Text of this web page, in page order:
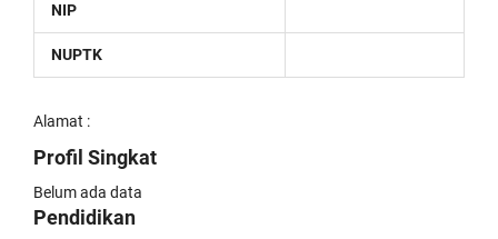
NIP
NUPTK
Alamat :
Profil Singkat
Belum ada data
Pendidikan